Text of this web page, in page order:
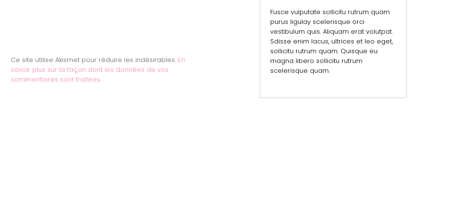
Ce site utilise Akismet pour réduire les indésirables. En
savoir plus sur la façon dont les données de vos
commentaires sont traitées.
Fusce vulputate sollicitu rutrum quam
purus ligulay scelerisque orci
vestibulum quis. Aliquam erat volutpat.
Sdisse enim lacus, ultrices et leo eget,
sollicitu rutrum quam. Quisque eu
magna libero sollicitu rutrum
scelerisque quam.